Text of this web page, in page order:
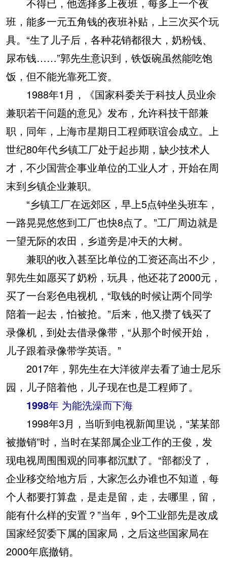
班，能多一元五角钱的夜班补贴，上三次买个玩
具。“生了儿子后，各种花销都很大，奶粉钱、
尿布钱……”郭先生意识到，铁饭碗虽然能吃饱
饭，但不能光靠死工资。
1988年1月，《国家科委关于科技人员业余
兼职若干问题的意见》发布，允许科技干部兼
职，同年，上海市星期日工程师联谊会成立。上
世纪80年代乡镇工厂处于起步期，缺少技术人
才，不少国营企事业单位的工业人才，开始在周
末到乡镇企业兼职。
“乡镇工厂在远郊区，早上5点钟坐头班车，
一路晃晃悠悠到工厂也快8点了。”工厂周边就是
一望无际的农田，乡道旁是冲天的大树。
兼职的收入甚至比单位的工资还高出不少，
郭先生如愿买了奶粉，玩具，他还花了2000元，
买了一台彩色电视机，“取钱的时候让两个同学
陪着一起去，怕被抢。”后来，他又攒了钱买了
录像机，到处去借录像带，“从那个时候开始，
儿子跟着录像带学英语。”
2017年，郭先生在大洋彼岸去看了迪士尼乐
园，儿子陪着他，儿子现在也是工程师了。
1998年 为能洗澡而下海
1998年3月，当听到电视新闻里说，“某某部
被撤销”时，当时在某部属企业工作的王俊，发
现电视周围围观的同事都沉默了。“部都没了，
企业移交给地方后，大家怎么办谁也不知道，每
个人都要打算盘，是走是留，走，去哪里，留，
能有什么样的安置？”当年，9个工业部先是改成
国家经贸委下属的国家局，之后这些国家局在
2000年底撤销。